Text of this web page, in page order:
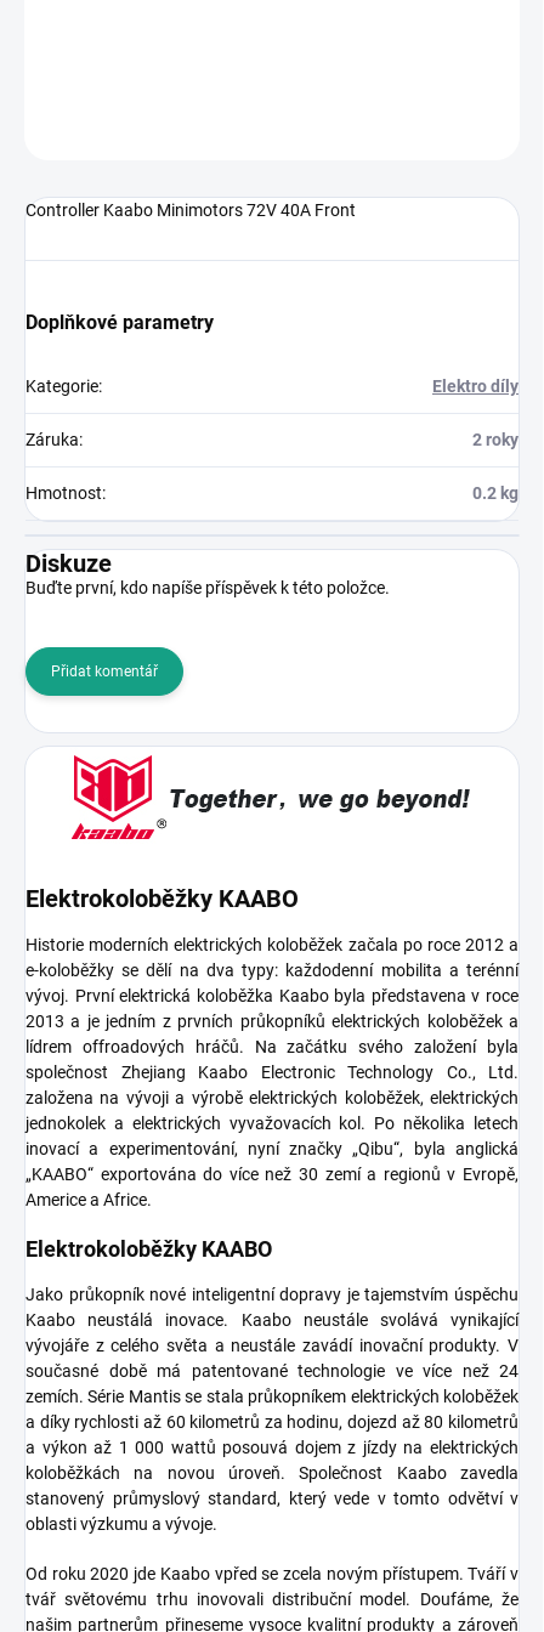
Controller Kaabo Minimotors 72V 40A Front
Doplňkové parametry
Kategorie: Elektro díly
Záruka: 2 roky
Hmotnost: 0.2 kg
Diskuze
Buďte první, kdo napíše příspěvek k této položce.
Přidat komentář
Elektrokoloběžky KAABO
Historie moderních elektrických koloběžek začala po roce 2012 a
e-koloběžky se dělí na dva typy: každodenní mobilita a terénní
vývoj. První elektrická koloběžka Kaabo byla představena v roce
2013 a je jedním z prvních průkopníků elektrických koloběžek a
lídrem offroadových hráčů.
Na začátku svého založení byla
společnost Zhejiang Kaabo Electronic Technology Co., Ltd.
založena na vývoji a výrobě elektrických koloběžek, elektrických
jednokolek a elektrických vyvažovacích kol. Po několika letech
inovací a experimentování, nyní značky „Qibu“, byla anglická
„KAABO“ exportována do více než 30 zemí a regionů v Evropě,
Americe a Africe.
Elektrokoloběžky KAABO
Jako průkopník nové inteligentní dopravy je tajemstvím úspěchu
Kaabo neustálá inovace.
Kaabo neustále svolává vynikající
vývojáře z celého světa a neustále zavádí inovační produkty. V
současné době má patentované technologie ve více než 24
zemích. Série Mantis se stala průkopníkem elektrických koloběžek
a díky rychlosti až 60 kilometrů za hodinu, dojezd až 80 kilometrů
a výkon až 1 000 wattů posouvá dojem z jízdy na elektrických
koloběžkách na novou úroveň.
Společnost Kaabo zavedla
stanovený průmyslový standard, který vede v tomto odvětví v
oblasti výzkumu a vývoje.
Od roku 2020 jde Kaabo vpřed se zcela novým přístupem. Tváří v
tvář světovému trhu inovovali distribuční model.
Doufáme, že
našim partnerům přineseme vysoce kvalitní produkty a zároveň